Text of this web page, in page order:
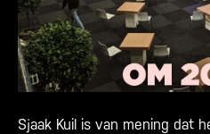
Sjaak Kuil is van mening dat